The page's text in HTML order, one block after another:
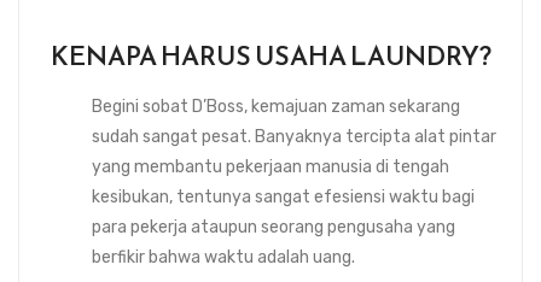
KENAPA HARUS USAHA LAUNDRY?
Begini sobat D’Boss, kemajuan zaman sekarang
sudah sangat pesat. Banyaknya tercipta alat pintar
yang membantu pekerjaan manusia di tengah
kesibukan, tentunya sangat efesiensi waktu bagi
para pekerja ataupun seorang pengusaha yang
berfikir bahwa waktu adalah uang.